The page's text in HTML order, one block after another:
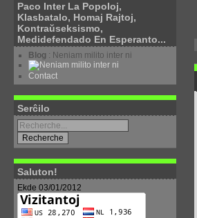
Paco Inter La Popoloj,
Klasbatalo, Homaj Rajtoj,
Kontraŭseksismo,
Medidefendado En Esperanto...
Blog : Neniam milito inter ni
Contact
Serĉilo
Saluton!
Ekde 03/01/2012